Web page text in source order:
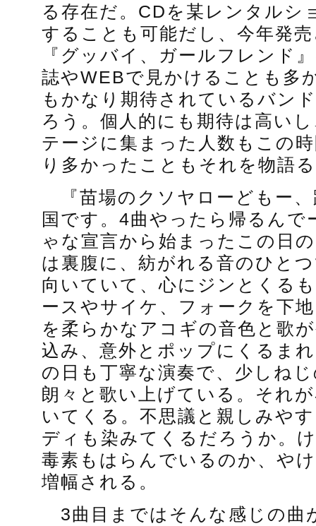
る存在だ。CDを某レンタルシ
することも可能だし、今年発
『グッバイ、ガールフレンド
誌やWEBで見かけることも多
もかなり期待されているバン
ろう。個人的にも期待は高い
テージに集まった人数もこの
り多かったこともそれを物語
『苗場のクソヤローどもー
国です。4曲やったら帰るんで
ゃな宣言から始まったこの日
は裏腹に、紡がれる音のひと
向いていて、心にジンとくる
ースやサイケ、フォークを下
を柔らかなアコギの音色と歌
込み、意外とポップにくるま
の日も丁寧な演奏で、少しね
朗々と歌い上げている。それ
いてくる。不思議と親しみや
ディも染みてくるだろうか。
毒素もはらんでいるのか、や
増幅される。
3曲目まではそんな感じの曲